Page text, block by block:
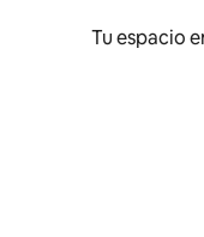
Tu espacio